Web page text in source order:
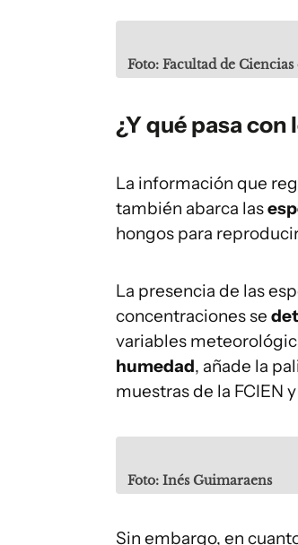
Foto: Facultad de
¿Y qué pasa con
La información que
también abarca las
hongos para
La presencia de las
concentraciones se
variables
humedad, añade la
muestras de la FCIEN y
Foto: Inés Guimaraens
Sin embargo, en